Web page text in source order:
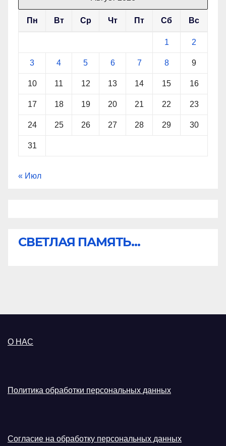
Пн Вт Ср Чт Пт Сб Вс
1 2
3 4 5 6 7 8 9
10 11 12 13 14 15 16
17 18 19 20 21 22 23
24 25 26 27 28 29 30
31
« Июл
СВЕТЛАЯ ПАМЯТЬ...
О НАС
Политика обработки персональных данных
Согласие на обработку персональных данных